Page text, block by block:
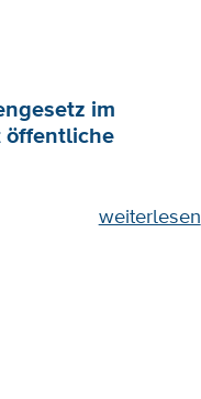
im
öffentliche
weiterlesen